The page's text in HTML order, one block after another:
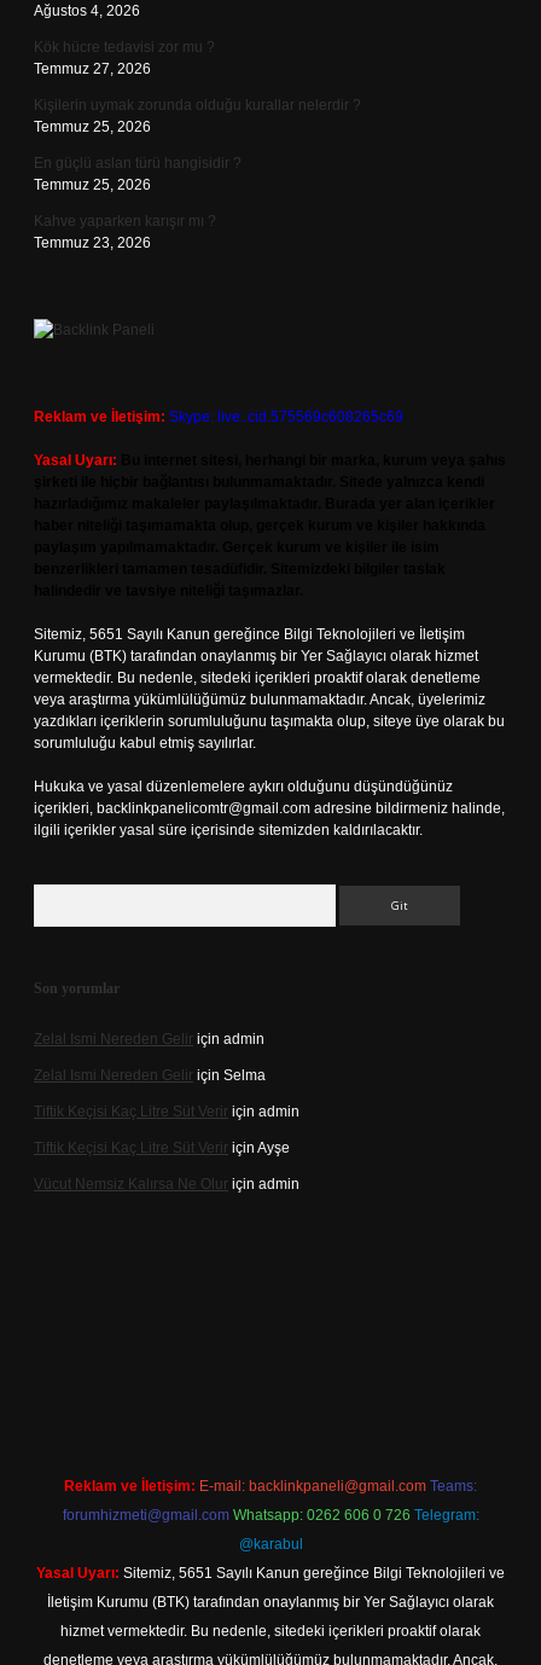
Ağustos 4, 2026
Kök hücre tedavisi zor mu ?
Temmuz 27, 2026
Kişilerin uymak zorunda olduğu kurallar nelerdir ?
Temmuz 25, 2026
En güçlü aslan türü hangisidir ?
Temmuz 25, 2026
Kahve yaparken karışır mı ?
Temmuz 23, 2026
Reklam ve İletişim: Skype: live:.cid.575569c608265c69
Yasal Uyarı:
Sitemiz, 5651 Sayılı Kanun gereğince Bilgi Teknolojileri ve İletişim
Kurumu (BTK) tarafından onaylanmış bir Yer Sağlayıcı olarak hizmet
vermektedir. Bu nedenle, sitedeki içerikleri proaktif olarak denetleme
veya araştırma yükümlülüğümüz bulunmamaktadır. Ancak, üyelerimiz
yazdıkları içeriklerin sorumluluğunu taşımakta olup, siteye üye olarak bu
sorumluluğu kabul etmiş sayılırlar.
Hukuka ve yasal düzenlemelere aykırı olduğunu düşündüğünüz
içerikleri, backlinkpanelicomtr@gmail.com adresine bildirmeniz halinde,
ilgili içerikler yasal süre içerisinde sitemizden kaldırılacaktır.
Son yorumlar
Zelal Ismi Nereden Gelir için admin
Zelal Ismi Nereden Gelir için Selma
Tiftik Keçisi Kaç Litre Süt Verir için admin
Tiftik Keçisi Kaç Litre Süt Verir için Ayşe
Vücut Nemsiz Kalırsa Ne Olur için admin
Reklam ve İletişim: E-mail: backlinkpaneli@gmail.com Teams:
forumhizmeti@gmail.com Whatsapp: 0262 606 0 726 Telegram:
@karabul
Yasal Uyarı: Sitemiz, 5651 Sayılı Kanun gereğince Bilgi Teknolojileri ve
İletişim Kurumu (BTK) tarafından onaylanmış bir Yer Sağlayıcı olarak
hizmet vermektedir. Bu nedenle, sitedeki içerikleri proaktif olarak
denetleme veya araştırma yükümlülüğümüz bulunmamaktadır. Ancak,